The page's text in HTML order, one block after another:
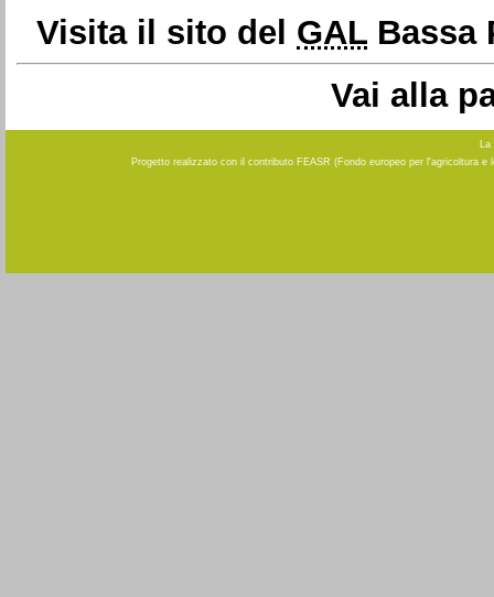
Visita il sito del GAL Bassa
Vai alla
La
Progetto realizzato con il contributo FEASR (Fondo europeo per l'agricoltura